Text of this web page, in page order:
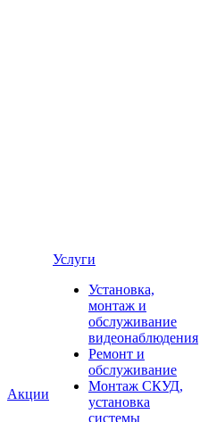
Акции
Услуги
Установка,
монтаж и
обслуживание
видеонаблюдения
Ремонт и
обслуживание
Монтаж СКУД,
установка
системы